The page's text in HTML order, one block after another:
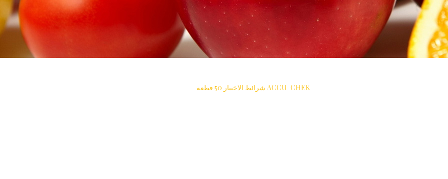
ACCU-CHEK شرائط الاختبار 50 قطعة